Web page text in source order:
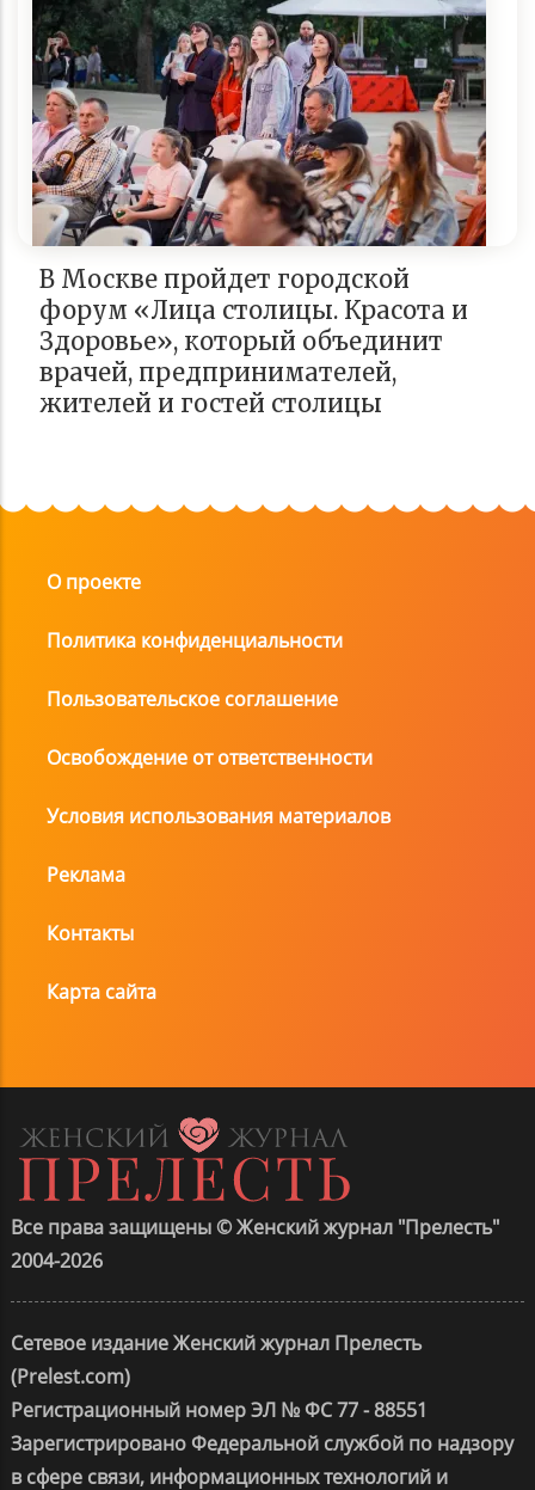
В Москве пройдет городской
форум «Лица столицы. Красота и
Здоровье», который объединит
врачей, предпринимателей,
жителей и гостей столицы
О проекте
Политика конфиденциальности
Пользовательское соглашение
Освобождение от ответственности
Условия использования материалов
Реклама
Контакты
Карта сайта
Все права защищены © Женский журнал "Прелесть"
2004-2026
Сетевое издание Женский журнал Прелесть
(Prelest.com)
Регистрационный номер ЭЛ № ФС 77 - 88551
Зарегистрировано Федеральной службой по надзору
в сфере связи, информационных технологий и